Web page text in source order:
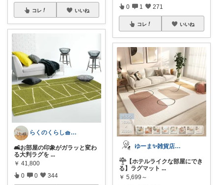
コレ いいね
らくのくらし🧺手しごとで暮らしを整える
🛋️お部屋の印象がガラッと変わ
る大判ラグを ...
￥ 41,800
0 0 344
0 1 271
コレ いいね
ゆーま✨雑貨店🏠よろしくお願いします！
𓊯【ホテルライクな部屋にでき
る】ラグマット ...
￥ 5,699～